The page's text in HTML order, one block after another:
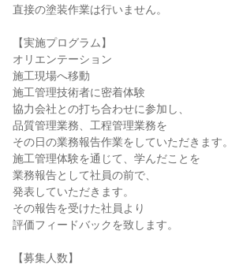
直接の塗装作業は行いません。
【実施プログラム】
オリエンテーション
施工現場へ移動
施工管理技術者に密着体験
協力会社との打ち合わせに参加し、
品質管理業務、工程管理業務を
その日の業務報告作業をしていただきます。
施工管理体験を通じて、学んだことを
業務報告として社員の前で、
発表していただきます。
その報告を受けた社員より
評価フィードバックを致します。
【募集人数】